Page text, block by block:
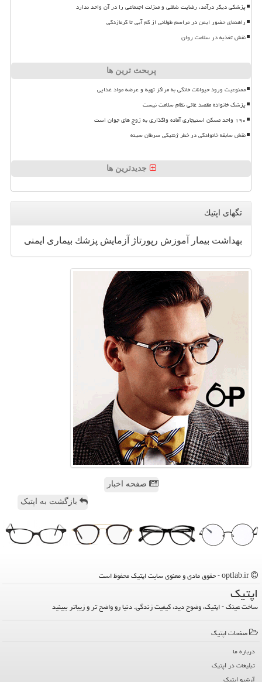
پزشکی دیگر درآمد، رضایت شغلی و منزلت اجتماعی را در آن واحد ندارد
راهنمای حضور ایمن در مراسم طولانی از کم آبی تا گرمازدگی
نقش تغذیه در سلامت روان
پربحث ترین ها
ممنوعیت ورود حیوانات خانگی به مراکز تهیه و عرضه مواد غذایی
پزشک خانواده مقصد غائی نظام سلامت نیست
۱۹۰ واحد مسکن استیجاری آماده واگذاری به زوج های جوان است
نقش سابقه خانوادگی در خطر ژنتیکی سرطان سینه
جدیدترین ها
تگهای اپتیك
بهداشت بیمار آموزش رپورتاژ آزمایش پزشك بیماری ایمنی
صفحه اخبار
بازگشت به اپتیک
اپتیك
ساخت عینک - اپتیک، وضوح دید، کیفیت زندگی. دنیا رو واضح تر و زیباتر ببینید
صفحات اپتیك
درباره ما
تبلیغات در اپتیك
آرشیو اپتیك